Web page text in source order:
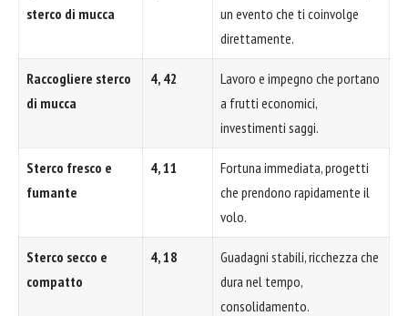
sterco di mucca
un evento che ti coinvolge
direttamente.
Raccogliere sterco
di mucca
4, 42
Lavoro e impegno che portano
a frutti economici,
investimenti saggi.
Sterco fresco e
fumante
4, 11
Fortuna immediata, progetti
che prendono rapidamente il
volo.
Sterco secco e
compatto
4, 18
Guadagni stabili, ricchezza che
dura nel tempo,
consolidamento.